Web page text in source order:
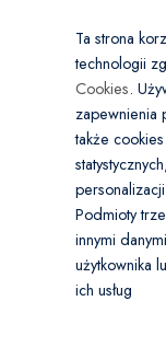
Wybierz kategorię
Korekcja wzroku
Okulary(0)
Soczewki(0)
Pozostałe (0)
Zdrowie i
Pozostałe
Ta strona
technologii
Cookies.
zapewnienia
także
Podmioty
innymi
użytkownika
ich usług